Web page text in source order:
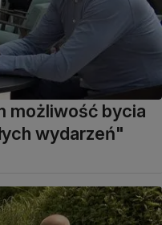
możliwość bycia
wydarzeń"